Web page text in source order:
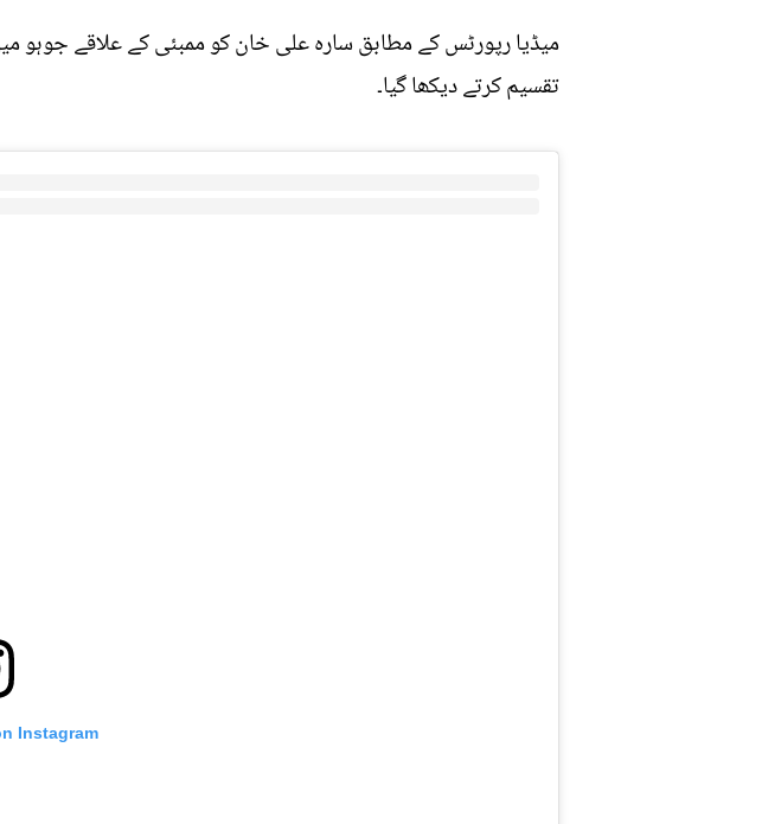
میڈیا رپورٹس کے مطابق سارہ علی خان کو ممبئی کے علاقے جوہو
تقسیم کرتے دیکھا گیا۔
Instagram